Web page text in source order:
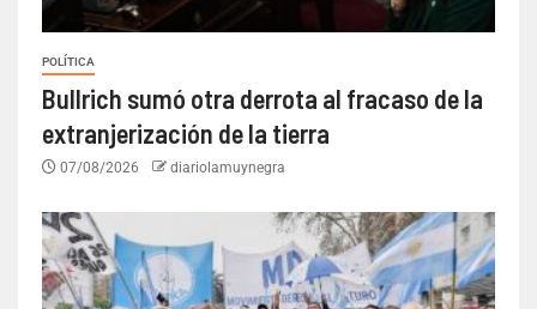
POLÍTICA
Bullrich sumó otra derrota al fracaso de la
extranjerización de la tierra
07/08/2026 diariolamuynegra